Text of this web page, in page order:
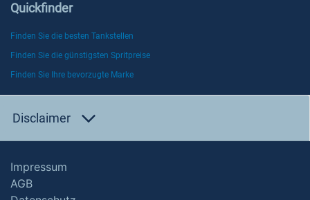
Quickfinder
Finden Sie die besten Tankstellen
Finden Sie die günstigsten Spritpreise
Finden Sie Ihre bevorzugte Marke
Disclaimer
Impressum
AGB